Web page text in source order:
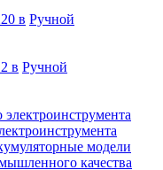
Ручной
Ручной
модели